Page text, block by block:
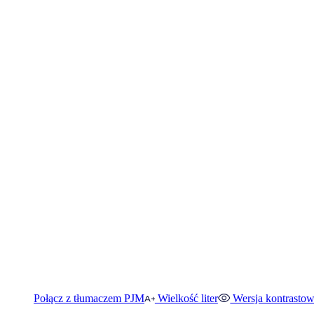
Połącz z tłumaczem PJM Wielkość liter Wersja